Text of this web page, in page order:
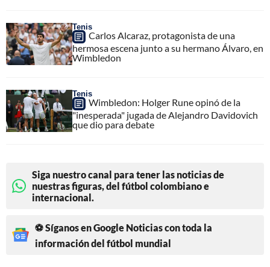
Tenis
Carlos Alcaraz, protagonista de una
hermosa escena junto a su hermano Álvaro, en
Wimbledon
Tenis
Wimbledon: Holger Rune opinó de la
"inesperada" jugada de Alejandro Davidovich
que dio para debate
Siga nuestro canal para tener las noticias de
nuestras figuras, del fútbol colombiano e
internacional.
⚽ Síganos en Google Noticias con toda la
información del fútbol mundial